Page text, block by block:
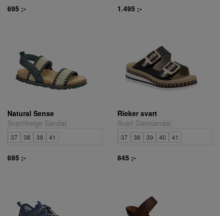
695 ;- 1.495 ;-
Natural Sense
Svart/beige Sandal.
37 38 39 41
695 ;-
Rieker svart
Svart Damsandal.
37 38 39 40 41
845 ;-